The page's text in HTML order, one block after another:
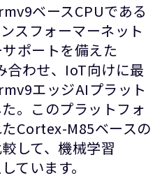
ベースCPUである
スフォーマーネット
ポートを備えた
合わせ、IoT向けに最
エッジAIプラット
。このプラットフォ
Cortex-M85ベースの
して、機械学習
ています。